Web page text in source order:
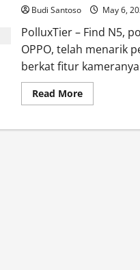
Budi Santoso May 6,
PolluxTier – Find N5,
OPPO, telah menarik
berkat fitur kameranya
Read MoreRead
more
Teknis